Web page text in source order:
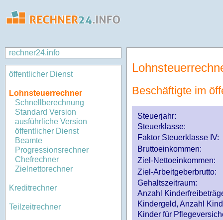
rechner24.info
öffentlicher Dienst
Lohnsteuerrechner
Schnellberechnung
Standard Version
ausführliche Version
öffentlicher Dienst
Beamte
Progressionsrechner
Chefrechner
Zielnettorechner
Kreditrechner
Teilzeitrechner
Beschäftigte im
Steuerjahr:
Steuerklasse:
Faktor Steuerklasse IV:
Bruttoeinkommen:
Ziel-Nettoeinkommen:
Ziel-Arbeitgeberbrutto:
Gehaltszeitraum:
Anzahl
Kindergeld, Anzahl
Kinder für